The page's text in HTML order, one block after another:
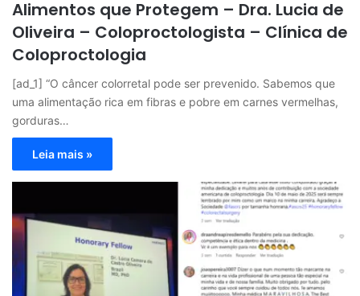
Alimentos que Protegem – Dra. Lucia de
Oliveira – Coloproctologista – Clínica de
Coloproctologia
[ad_1] “O câncer colorretal pode ser prevenido. Sabemos que
uma alimentação rica em fibras e pobre em carnes vermelhas,
gorduras…
Leia mais »